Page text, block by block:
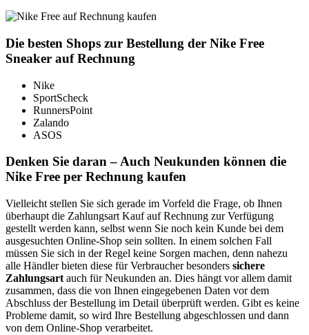
Die besten Shops zur Bestellung der Nike Free
Sneaker auf Rechnung
Nike
SportScheck
RunnersPoint
Zalando
ASOS
Denken Sie daran – Auch Neukunden können die
Nike Free per Rechnung kaufen
Vielleicht stellen Sie sich gerade im Vorfeld die Frage, ob Ihnen
überhaupt die Zahlungsart Kauf auf Rechnung zur Verfügung
gestellt werden kann, selbst wenn Sie noch kein Kunde bei dem
ausgesuchten Online-Shop sein sollten. In einem solchen Fall
müssen Sie sich in der Regel keine Sorgen machen, denn nahezu
alle Händler bieten diese für Verbraucher besonders sichere
Zahlungsart auch für Neukunden an. Dies hängt vor allem damit
zusammen, dass die von Ihnen eingegebenen Daten vor dem
Abschluss der Bestellung im Detail überprüft werden. Gibt es keine
Probleme damit, so wird Ihre Bestellung abgeschlossen und dann
von dem Online-Shop verarbeitet.